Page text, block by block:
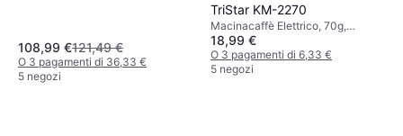
108,99 €121,49 €
O 3 pagamenti di 36,33 €
5 negozi
TriStar KM-2270
Macinacaffè Elettrico, 70g,
Macinatura regolabile, Funzione di
sicurezza
18,99 €
O 3 pagamenti di 6,33 €
5 negozi